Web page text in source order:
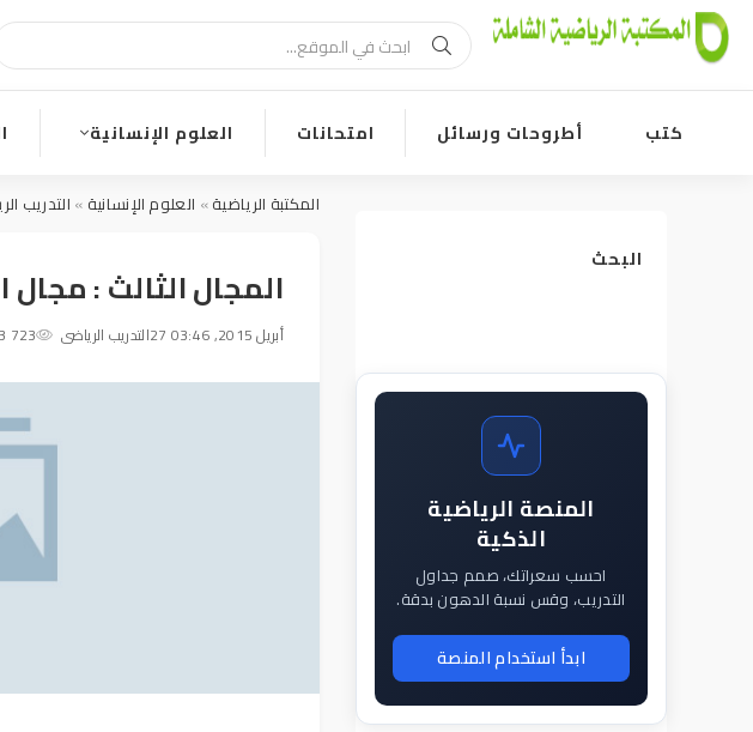
كتب أطروحات ورسائل امتحانات العلوم الإنسانية
البحث
المنصة الرياضية
الذكية
احسب سعراتك، صمم جداول
التدريب، وقس نسبة الدهون بدقة.
ابدأ استخدام المنصة
المكتبة الرياضية» العلوم الإنسانية » التدريب
المجال الثالث :
27 أبريل 2015, 03:46 التدريب الرياضى 3 723 0
1
2
3
4
5